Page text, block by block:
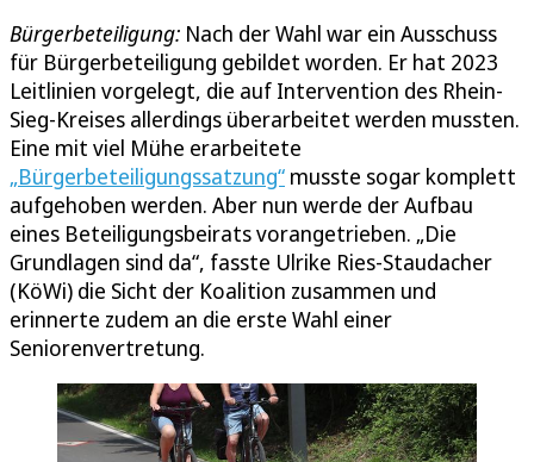
Bürgerbeteiligung: Nach der Wahl war ein Ausschuss
für Bürgerbeteiligung gebildet worden. Er hat 2023
Leitlinien vorgelegt, die auf Intervention des Rhein-
Sieg-Kreises allerdings überarbeitet werden mussten.
Eine mit viel Mühe erarbeitete
„Bürgerbeteiligungssatzung“ musste sogar komplett
aufgehoben werden. Aber nun werde der Aufbau
eines Beteiligungsbeirats vorangetrieben. „Die
Grundlagen sind da“, fasste Ulrike Ries-Staudacher
(KöWi) die Sicht der Koalition zusammen und
erinnerte zudem an die erste Wahl einer
Seniorenvertretung.